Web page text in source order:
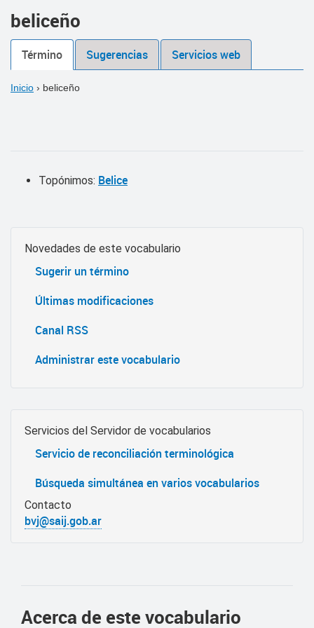
beliceño
Término Sugerencias Servicios web
Inicio › beliceño
Topónimos: Belice
Novedades de este vocabulario
Sugerir un término
Últimas modificaciones
Canal RSS
Administrar este vocabulario
Servicios del Servidor de vocabularios
Servicio de reconciliación terminológica
Búsqueda simultánea en varios vocabularios
Contacto
bvj@saij.gob.ar
Acerca de este vocabulario